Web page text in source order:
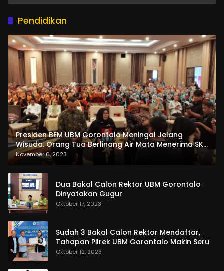
Pendidikan
Presiden BEM UBM Gorontalo Meningal Jelang
Wisuda. Orang Tua Berlinang Air Mata Menerima SKL
dan Pemasangan Salempang
November 6, 2023
Dua Bakal Calon Rektor UBM Gorontalo
Dinyatakan Gugur
Oktober 17, 2023
Sudah 3 Bakal Calon Rektor Mendaftar,
Tahapan Pilrek UBM Gorontalo Makin Seru
Oktober 12, 2023